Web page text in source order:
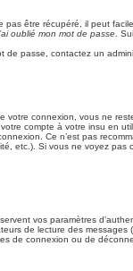
être récupéré, il peut
oublié mon mot de passe .
de passe, contactez un
votre connexion, vous ne
compte à votre insu en
Ce n’est pas
etc.). Si vous ne voyez pas
vos paramètres
de lecture des
de connexion ou de